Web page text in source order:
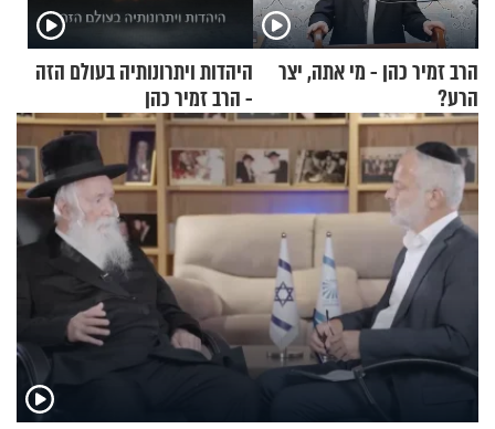
הרב זמיר כהן - מי אתה, יצר
הרע?
היהדות ויתרונותיה בעולם הזה
- הרב זמיר כהן